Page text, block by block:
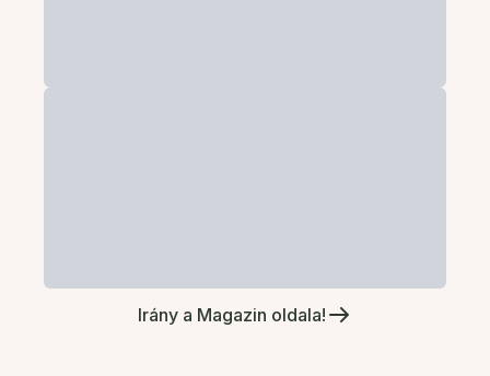
Irány a Magazin oldala!